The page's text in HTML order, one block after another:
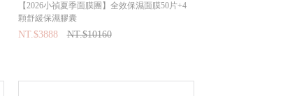
【2026小禎夏季面膜團】全效保濕面膜50片+4
顆舒緩保濕膠囊
NT.$3888 NT.$10160